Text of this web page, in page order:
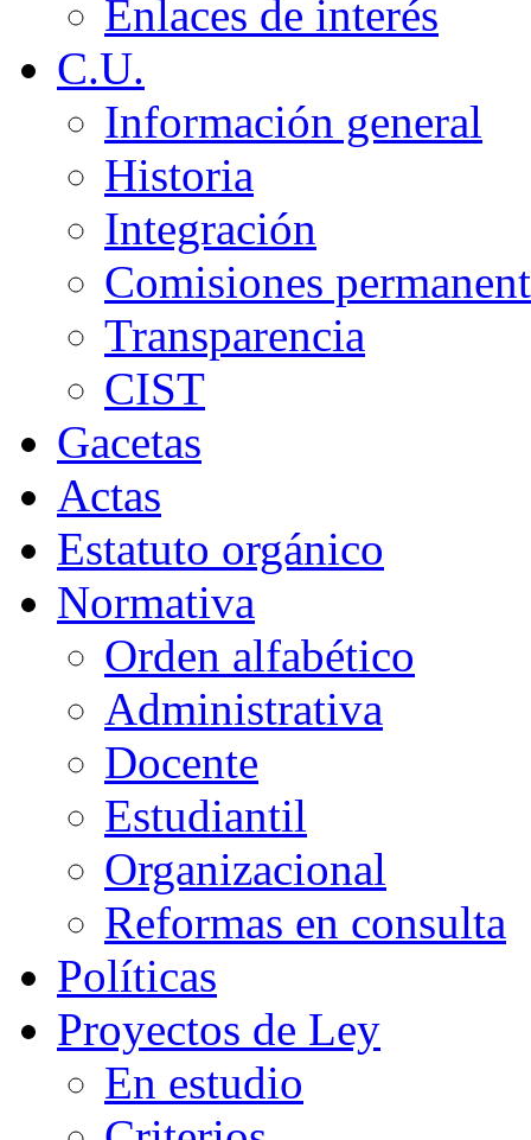
Enlaces de interés
C.U.
Información general
Historia
Integración
Comisiones
Transparencia
CIST
Gacetas
Actas
Estatuto orgánico
Normativa
Orden alfabético
Administrativa
Docente
Estudiantil
Organizacional
Reformas en consulta
Políticas
Proyectos de Ley
En estudio